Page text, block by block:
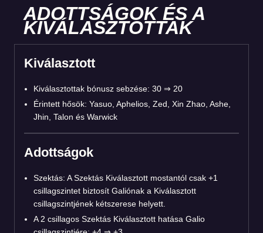
ADOTTSÁGOK ÉS A
KIVÁLASZTOTTAK
Kiválasztott
Kiválasztottak bónusz sebzése: 30 ⇒ 20
Érintett hősök: Yasuo, Aphelios, Zed, Xin Zhao, Ashe,
Jhin, Talon és Warwick
Adottságok
Szektás: A Szektás Kiválasztott mostantól csak +1
csillagszintet biztosít Galiónak a Kiválasztott
csillagszintjének kétszerese helyett.
A 2 csillagos Szektás Kiválasztott hatása Galio